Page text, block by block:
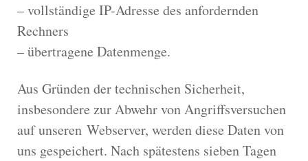
– vollständige IP-Adresse des anfordernden
Rechners
– übertragene Datenmenge.
Aus Gründen der technischen Sicherheit,
insbesondere zur Abwehr von Angriffsversuchen
auf unseren Webserver, werden diese Daten von
uns gespeichert. Nach spätestens sieben Tagen